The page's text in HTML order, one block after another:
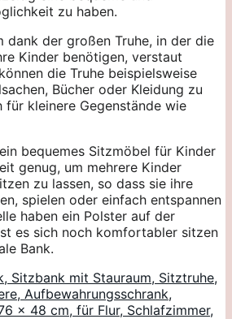
zu haben.
dank der großen Truhe, in der die
Kinder benötigen, verstaut
die Truhe beispielsweise
Bücher oder Kleidung zu
für kleinere Gegenstände wie
bequemes Sitzmöbel für Kinder
genug, um mehrere Kinder
zu lassen, so dass sie ihre
spielen oder einfach entspannen
haben ein Polster auf der
es sich noch komfortabler sitzen
Bank.
Sitzbank mit Stauraum, Sitztruhe,
Aufbewahrungsschrank,
x 48 cm, für Flur, Schlafzimmer,